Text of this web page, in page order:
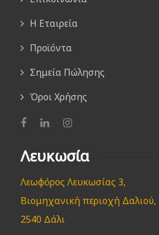
Η Εταιρεία
Προϊόντα
Σημεία Πώλησης
Όροι Χρήσης
Λευκωσία
Λεωφόρος Λευκωσίας 3,
Βιομηχανική περιοχή Δαλιού,
2540 Δάλι